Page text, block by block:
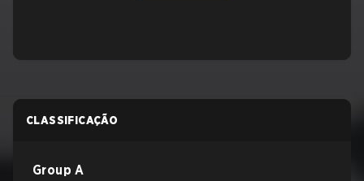
CLASSIFICAÇÃO
Group A